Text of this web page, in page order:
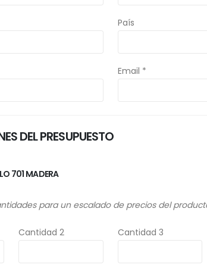
País
Email *
DEL PRESUPUESTO
701 MADERA
para un escalado de precios del
Cantidad 2 Cantidad 3